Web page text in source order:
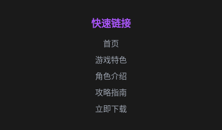
快速链接
首页
游戏特色
角色介绍
攻略指南
立即下载